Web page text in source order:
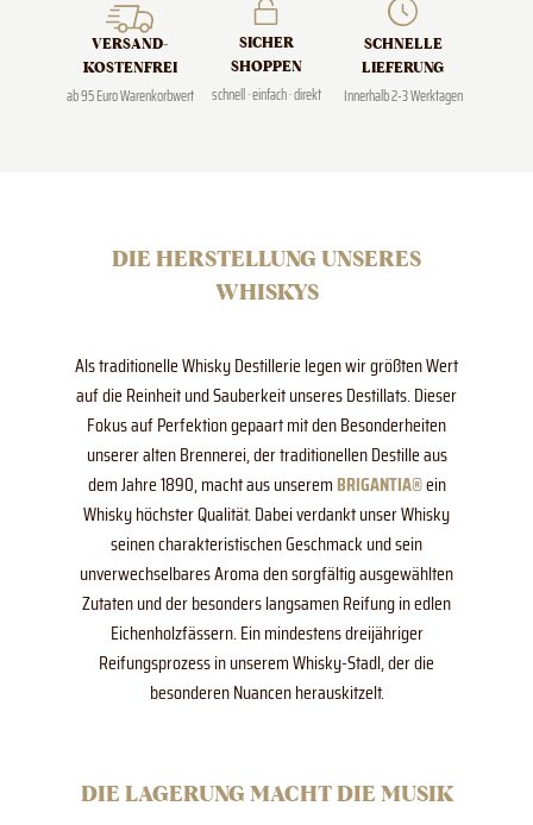
VERSAND­
KOSTENFREI
ab 95 Euro Warenkorbwert
SICHER
SHOPPEN
schnell · einfach · direkt
SCHNELLE
LIEFERUNG
Innerhalb 2-3 Werktagen
DIE HERSTELLUNG UNSERES
WHISKYS
Als traditionelle Whisky Destillerie legen wir größten Wert
auf die Reinheit und Sauberkeit unseres Destillats. Dieser
Fokus auf Perfektion gepaart mit den Besonderheiten
unserer alten Brennerei, der traditionellen Destille aus
dem Jahre 1890, macht aus unseremBRIGANTIA®ein
Whisky höchster Qualität. Dabei verdankt unser Whisky
seinen charakteristischen Geschmack und sein
unverwechselbares Aroma den sorgfältig ausgewählten
Zutaten und der besonders langsamen Reifung in edlen
Eichenholzfässern. Ein mindestens dreijähriger
Reifungsprozess in unserem Whisky-Stadl, der die
besonderen Nuancen herauskitzelt.
DIE LAGERUNG MACHT DIE MUSIK